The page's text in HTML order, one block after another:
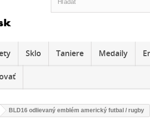
Sklo Taniere Medaily
BLD16 odlievaný emblém americký futbal / rugby